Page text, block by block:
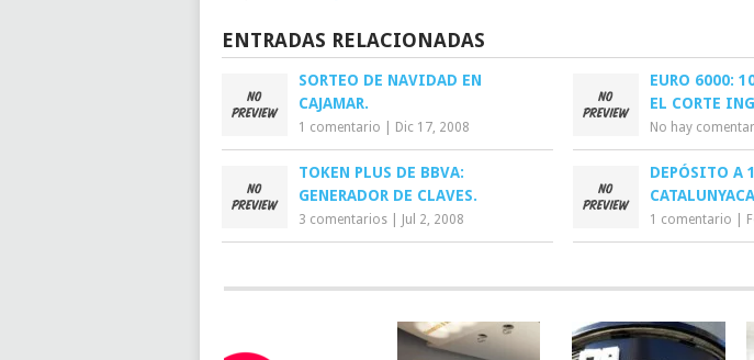
ENTRADAS RELACIONADAS
SORTEO DE NAVIDAD EN
CAJAMAR.
1 comentario Dic 17, 2008
EURO 6000:
EL CORTE
No hay
TOKEN PLUS DE BBVA:
GENERADOR DE CLAVES.
3 comentarios Jul 2, 2008
DEPÓSITO A
1 comentario